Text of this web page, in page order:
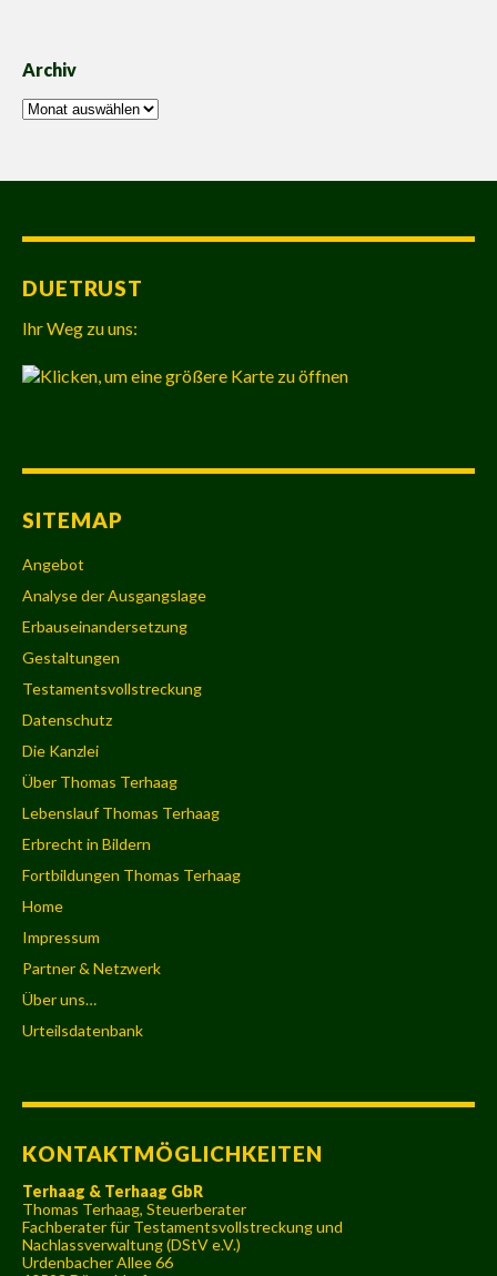
Archiv
Archiv
DUETRUST
Ihr Weg zu uns:
SITEMAP
Angebot
Analyse der Ausgangslage
Erbauseinandersetzung
Gestaltungen
Testamentsvollstreckung
Datenschutz
Die Kanzlei
Über Thomas Terhaag
Lebenslauf Thomas Terhaag
Erbrecht in Bildern
Fortbildungen Thomas Terhaag
Home
Impressum
Partner & Netzwerk
Über uns…
Urteilsdatenbank
KONTAKTMÖGLICHKEITEN
Terhaag & Terhaag GbR
Thomas Terhaag, Steuerberater
Fachberater für Testamentsvollstreckung und
Nachlassverwaltung (DStV e.V.)
Urdenbacher Allee 66